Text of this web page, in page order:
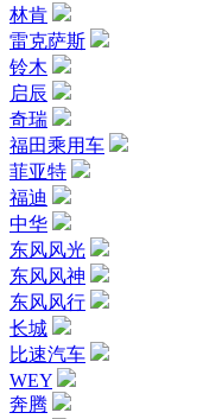
林肯
雷克萨斯
铃木
启辰
奇瑞
福田乘用车
菲亚特
福迪
中华
东风风光
东风风神
东风风行
长城
比速汽车
WEY
奔腾